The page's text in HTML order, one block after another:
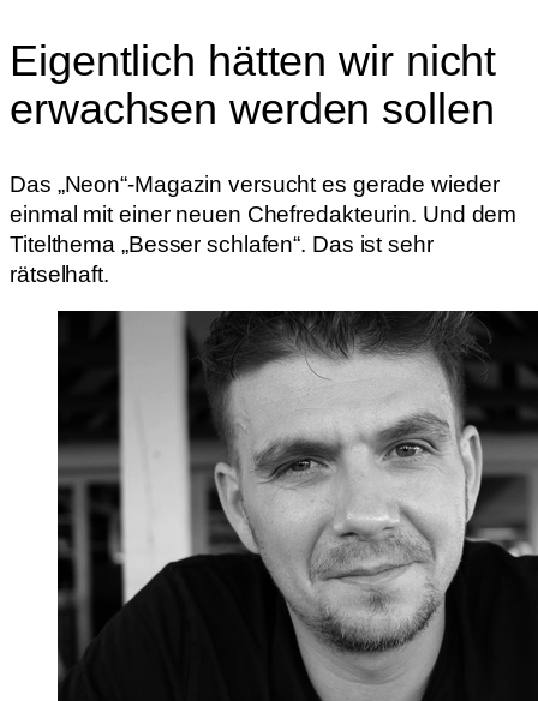
Eigentlich hätten wir nicht
erwachsen werden sollen
Das „Neon“-Magazin versucht es gerade wieder
einmal mit einer neuen Chefredakteurin. Und dem
Titelthema „Besser schlafen“. Das ist sehr
rätselhaft.